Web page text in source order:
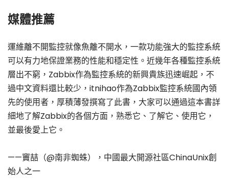
媒體推薦
運維離不開監控就像魚離不開水，一款功能強大的監控系統
可以有力地保證業務的性能和穩定性。近幾年各種監控系統
層出不窮，Zabbix作為監控系統的新興貴族迅速崛起，不
過中文資料還比較少，itnihao作為Zabbix監控系統國內領
先的使用者，厚積薄發撰寫了此書，大家可以通過這本書詳
細地了解Zabbix的各個方面，熟悉它、了解它、使用它，
並最後愛上它。
——竇喆（@南非蜘蛛），中國最大開源社區ChinaUnix創
始人之一